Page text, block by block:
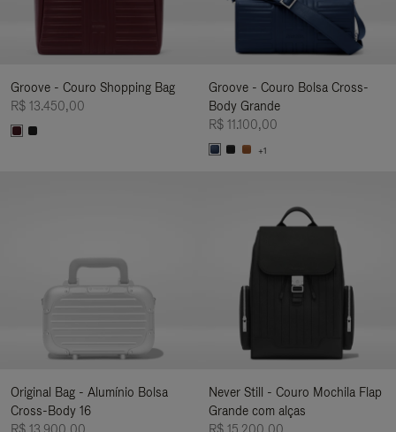
Groove - Couro Shopping Bag
R$ 13.450,00
Groove - Couro Bolsa Cross-
Body Grande
R$ 11.100,00
+1
Original Bag - Alumínio Bolsa
Cross-Body 16
Never Still - Couro Mochila Flap
Grande com alças